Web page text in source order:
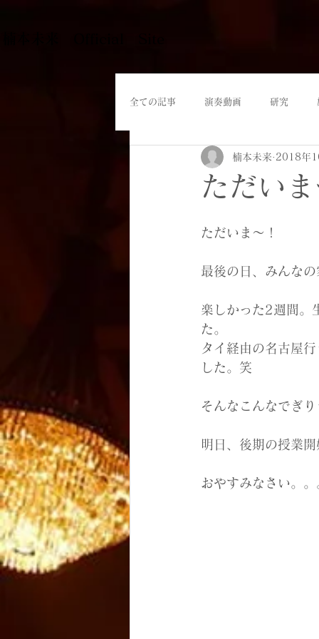
全ての記事 演奏動画 研究
ただい
楠本未来 2018年
ただいま〜！
最後の日、みんな
楽しかった2週間。
た。
タイ経由の名古屋
した。笑
そんなこんなでぎ
明日、後期の授業
おやすみなさい。。